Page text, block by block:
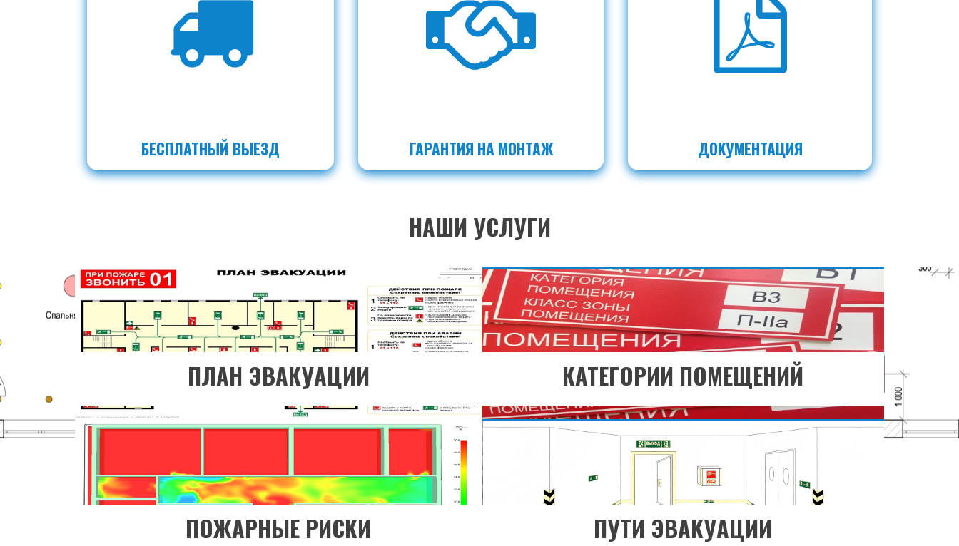
БЕСПЛАТНЫЙ ВЫЕЗД ГАРАНТИЯ НА МОНТАЖ ДОКУМЕНТАЦИЯ
НАШИ УСЛУГИ
Хотите узнать больше?
ПЛАН ЭВАКУАЦИИ
Хотите узнать больше?
КАТЕГОРИИ ПОМЕЩЕНИЙ
Хотите узнать больше?
ПЕРЕЙТИ В РАЗДЕЛ
ПОЖАРНЫЕ РИСКИ
Хотите узнать больше?
ПЕРЕЙТИ В РАЗДЕЛ
ПУТИ ЭВАКУАЦИИ
ПЕРЕЙТИ В РАЗДЕЛ
Хотите узнать больше?
ПЕРЕЙТИ В РАЗДЕЛ